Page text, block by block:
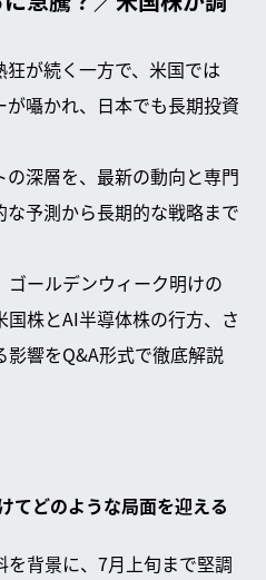
が続く一方で、米国では
が囁かれ、日本でも長期投資
深層を、最新の動向と専門
予測から長期的な戦略まで
ールデンウィーク明けの
株とAI半導体株の行方、さ
影響をQ&A形式で徹底解説
てどのような局面を迎える
背景に、7月上旬まで堅調